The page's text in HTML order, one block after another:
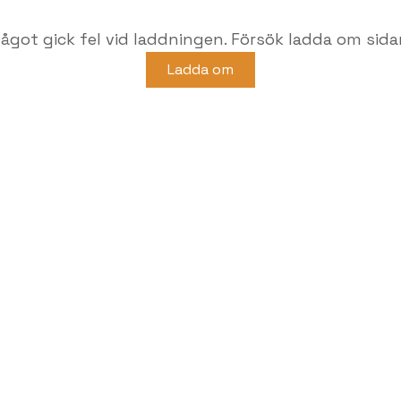
gick fel vid laddningen. Försök ladda om
Ladda om